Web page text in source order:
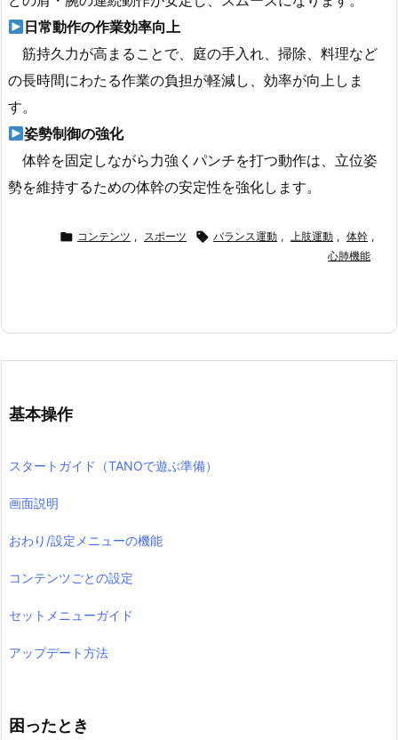
日常動作の作業効率向上
筋持久力が高まることで、庭の手入れ、掃除、料理など
の長時間にわたる作業の負担が軽減し、効率が向上しま
す。
姿勢制御の強化
体幹を固定しながら力強くパンチを打つ動作は、立位姿
勢を維持するための体幹の安定性を強化します。
 コンテンツ , スポーツ  バランス運動 , 上肢運動 , 体幹 ,
心肺機能
基本操作
スタートガイド（TANOで遊ぶ準備）
画面説明
おわり/設定メニューの機能
コンテンツごとの設定
セットメニューガイド
アップデート方法
困ったとき